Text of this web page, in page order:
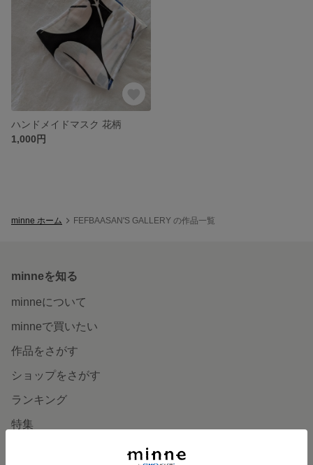
ハンドメイドマスク 花柄
1,000円
minne ホーム FEFBAASAN'S GALLERY の作品一覧
minneを知る
minneについて
minneで買いたい
作品をさがす
ショップをさがす
ランキング
特集